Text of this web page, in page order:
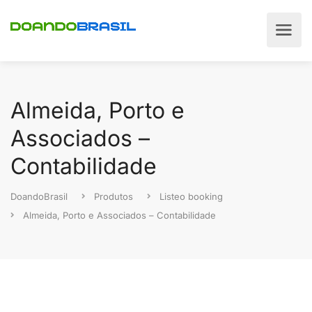
Almeida, Porto e
Associados –
Contabilidade
DoandoBrasil Produtos
Listeo booking
Almeida, Porto e Associados – Contabilidade